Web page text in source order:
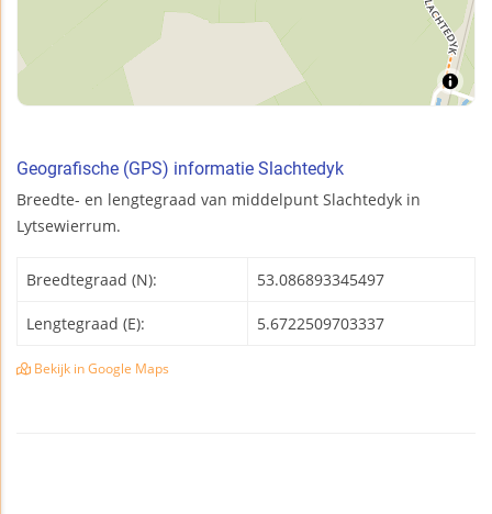
Geografische (GPS) informatie Slachtedyk
Breedte- en lengtegraad van middelpunt Slachtedyk in
Lytsewierrum.
Breedtegraad (N): 53.086893345497
Lengtegraad (E): 5.6722509703337
Bekijk in Google Maps